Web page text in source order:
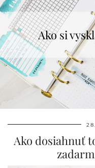
Ako si
Ako dosiahnuť